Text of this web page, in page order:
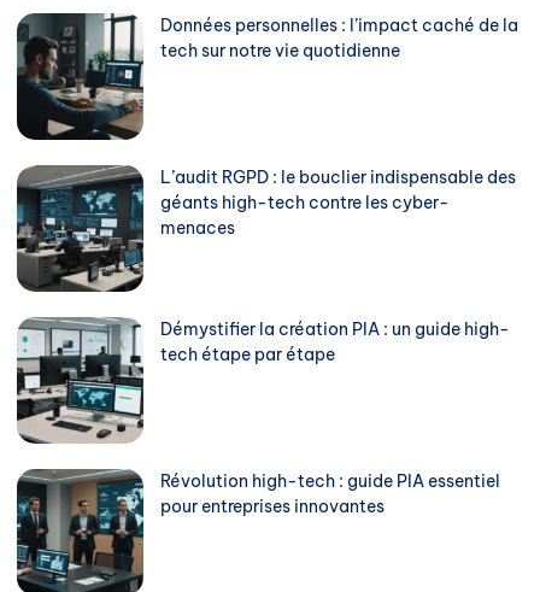
Données personnelles : l’impact caché de la
tech sur notre vie quotidienne
L’audit RGPD : le bouclier indispensable des
géants high-tech contre les cyber-
menaces
Démystifier la création PIA : un guide high-
tech étape par étape
Révolution high-tech : guide PIA essentiel
pour entreprises innovantes